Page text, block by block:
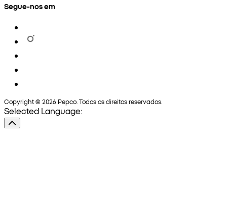
Segue-nos em
Copyright © 2026 Pepco. Todos os direitos reservados.
Selected Language: